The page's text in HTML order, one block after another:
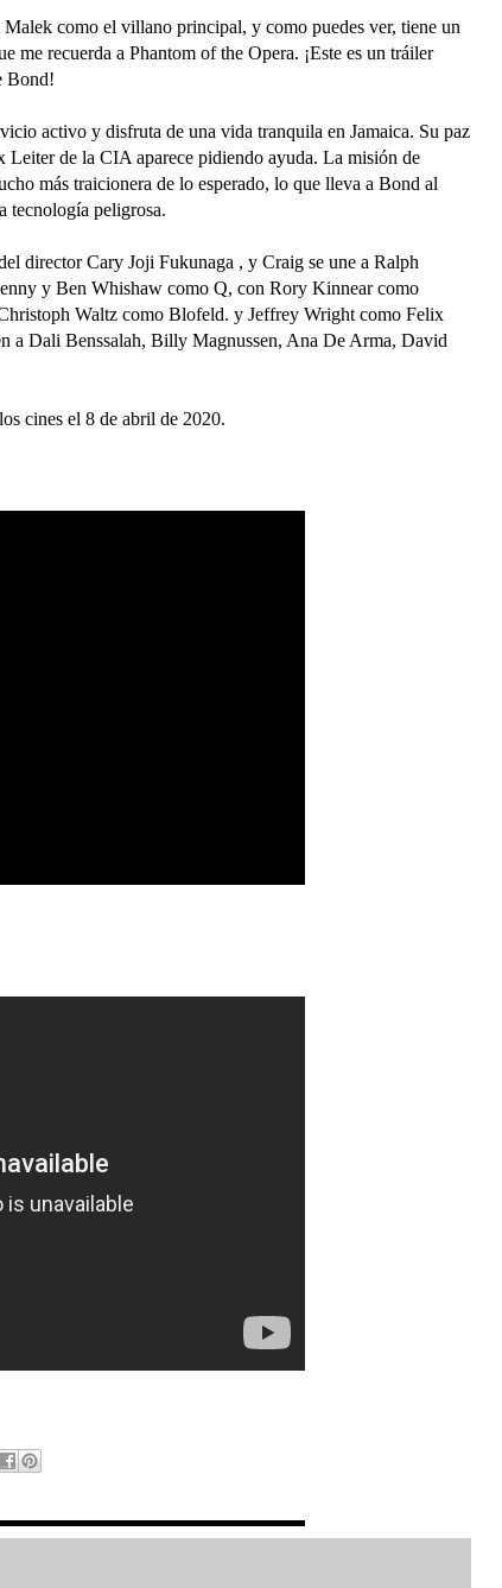
como el villano principal, y como puedes ver, tiene un
me recuerda a Phantom of the Opera. ¡Este es un tráiler
Bond!
activo y disfruta de una vida tranquila en Jamaica. Su paz
Leiter de la CIA aparece pidiendo ayuda. La misión de
más traicionera de lo esperado, lo que lleva a Bond al
tecnología peligrosa.
director Cary Joji Fukunaga , y Craig se une a Ralph
y Ben Whishaw como Q, con Rory Kinnear como
Waltz como Blofeld. y Jeffrey Wright como Felix
a Dali Benssalah, Billy Magnussen, Ana De Arma, David
cines el 8 de abril de 2020.